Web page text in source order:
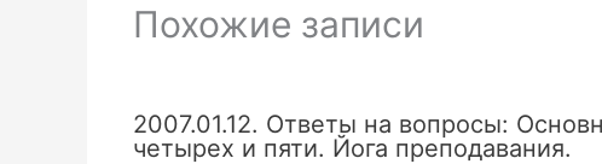
Похожие записи
2007.01.12. Ответы на вопросы:
четырех и пяти. Йога преподавания.